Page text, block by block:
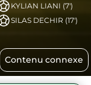
KYLIAN LIANI (7')
SILAS DECHIR (17')
Contenu connexe